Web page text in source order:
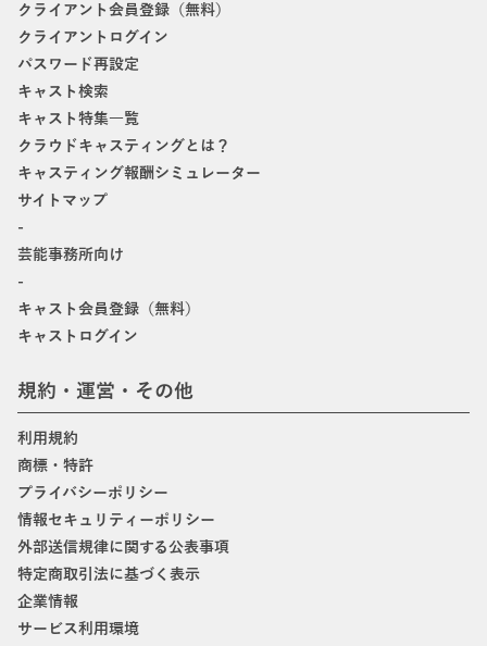
クライアント会員登録（無料）
クライアントログイン
パスワード再設定
キャスト検索
キャスト特集一覧
クラウドキャスティングとは？
キャスティング報酬シミュレーター
サイトマップ
-
芸能事務所向け
-
キャスト会員登録（無料）
キャストログイン
規約・運営・その他
利用規約
商標・特許
プライバシーポリシー
情報セキュリティーポリシー
外部送信規律に関する公表事項
特定商取引法に基づく表示
企業情報
サービス利用環境